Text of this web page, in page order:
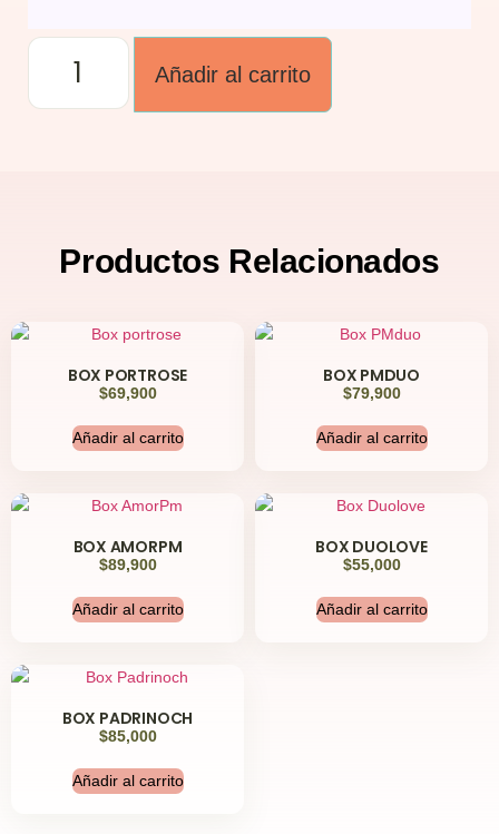
Añadir al carrito
Productos Relacionados
BOX PORTROSE
$69,900
Añadir al carrito
BOX PMDUO
$79,900
Añadir al carrito
BOX AMORPM
$89,900
Añadir al carrito
BOX DUOLOVE
$55,000
Añadir al carrito
BOX PADRINOCH
$85,000
Añadir al carrito